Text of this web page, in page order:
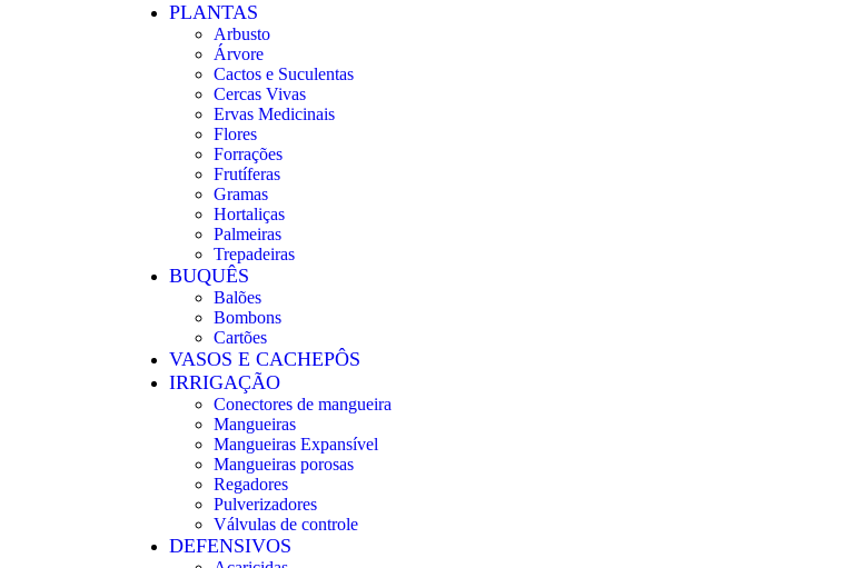
PLANTAS
Arbusto
Árvore
Cactos e Suculentas
Cercas Vivas
Ervas Medicinais
Flores
Forrações
Frutíferas
Gramas
Hortaliças
Palmeiras
Trepadeiras
BUQUÊS
Balões
Bombons
Cartões
VASOS E CACHEPÔS
IRRIGAÇÃO
Conectores de mangueira
Mangueiras
Mangueiras Expansível
Mangueiras porosas
Regadores
Pulverizadores
Válvulas de controle
DEFENSIVOS